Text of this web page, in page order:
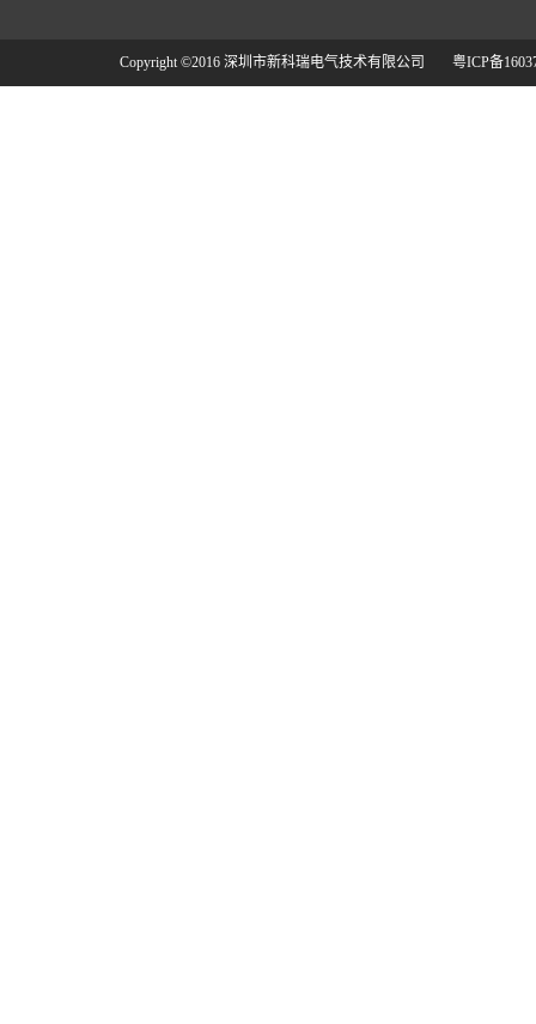
Copyright ©2016 深圳市新科瑞电气技术有限公司 粤ICP备